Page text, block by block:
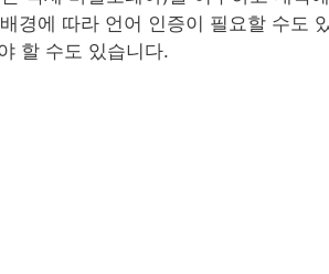
경에 따라 언어 인증이 필요할 수도
할 수도 있습니다.